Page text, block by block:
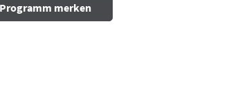
Programm merken